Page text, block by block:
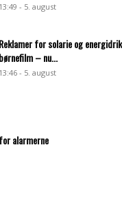
13:49 - 5. august
Reklamer for solarie og
børnefilm – nu...
13:46 - 5. august
alarmerne